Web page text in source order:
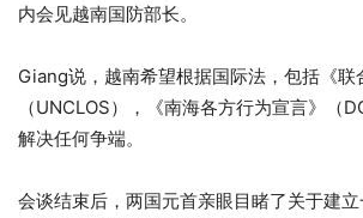
内会见越南国防部长。
Giang说，越南希望根据国际法，包括《联
（UNCLOS），《南海各方行为宣言》（
解决任何争端。
会谈结束后，两国元首亲眼目睹了关于建